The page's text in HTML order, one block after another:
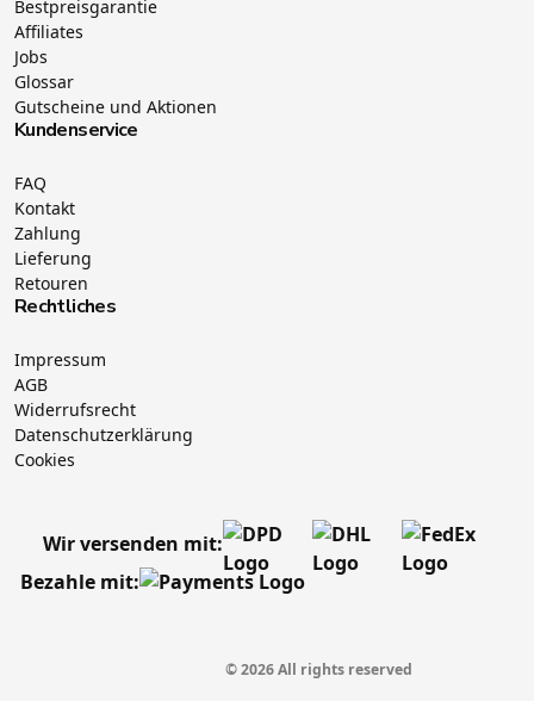
Bestpreisgarantie
Affiliates
Jobs
Glossar
Gutscheine und Aktionen
Kundenservice
FAQ
Kontakt
Zahlung
Lieferung
Retouren
Rechtliches
Impressum
AGB
Widerrufsrecht
Datenschutzerklärung
Cookies
Wir versenden mit:
Bezahle mit:
© 2026 All rights reserved